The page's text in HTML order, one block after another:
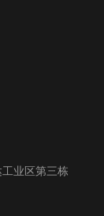
业区第三栋